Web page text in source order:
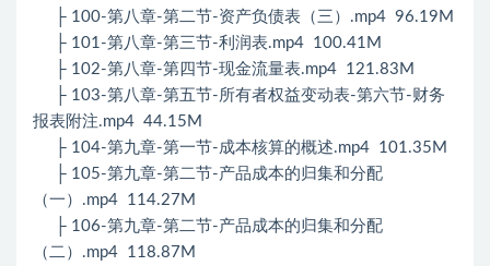
├ 100-第八章-第二节-资产负债表（三）.mp4 96.19M
├ 101-第八章-第三节-利润表.mp4 100.41M
├ 102-第八章-第四节-现金流量表.mp4 121.83M
├ 103-第八章-第五节-所有者权益变动表-第六节-财务
报表附注.mp4 44.15M
├ 104-第九章-第一节-成本核算的概述.mp4 101.35M
├ 105-第九章-第二节-产品成本的归集和分配
（一）.mp4 114.27M
├ 106-第九章-第二节-产品成本的归集和分配
（二）.mp4 118.87M